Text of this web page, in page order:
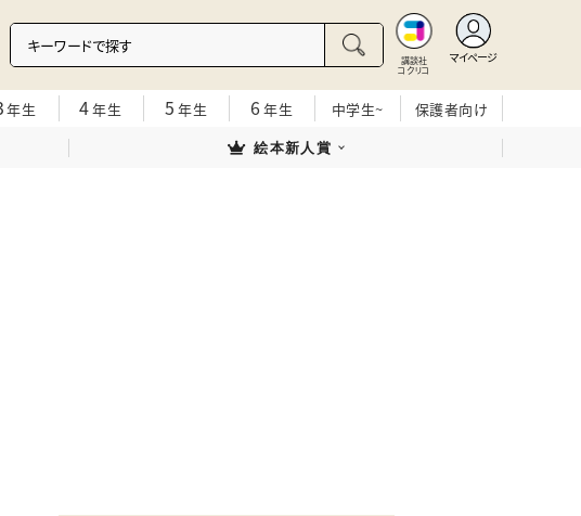
講談社
コクリコ
マイページ
年生 4年生 5 年生 6 年生 中学生~
保護者向け
絵本新人賞